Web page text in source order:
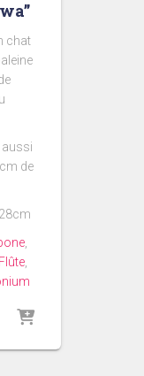
chat
aussi
de
Flûte,